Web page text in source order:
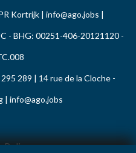
Kortrijk | info@ago.jobs |
- BHG: 00251-406-20121120 -
289 | 14 rue de la Cloche -
| info@ago.jobs
Policy